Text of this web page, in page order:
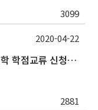
3099
2020학년도 하계 계절수업 국내 타 대학 학점교류 신청 안내
2881
2020-04-22